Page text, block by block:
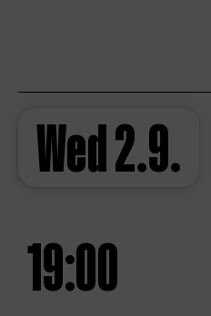
Wed2.9.
19:00